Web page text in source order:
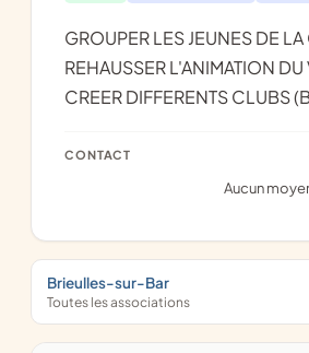
GROUPER LES JEUNES DE LA COMMUNE, LEUR PROCURER DES DIVERTISSEMENTS SAINS ET CONVENABLES,
REHAUSSER L'ANIMATION
CREER DIFFERENTS CLUBS
CONTACT
Aucun
Brieulles-sur-Bar
Toutes les associations